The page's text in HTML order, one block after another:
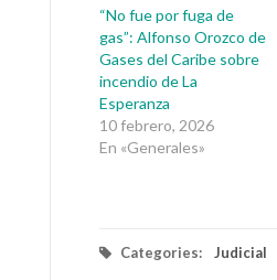
“No fue por fuga de
gas”: Alfonso Orozco de
Gases del Caribe sobre
incendio de La
Esperanza
10 febrero, 2026
En «Generales»
Categories: Judicial